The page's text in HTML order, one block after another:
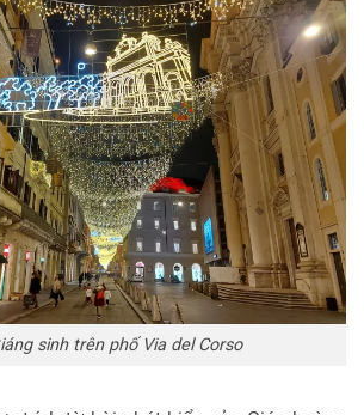
sinh trên phố Via del Corso